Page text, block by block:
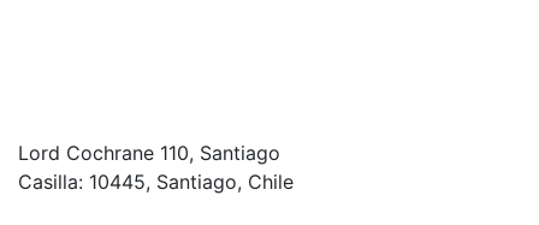
Lord Cochrane 110, Santiago
Casilla: 10445, Santiago, Chile